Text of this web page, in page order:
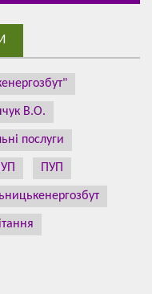
В.О.
послуги
ПУП